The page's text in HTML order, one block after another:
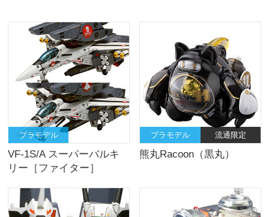
プラモデル
VF-1S/A スーパーバルキ
リー［ファイター］
プラモデル 流通限定
熊丸Racoon（黒丸）